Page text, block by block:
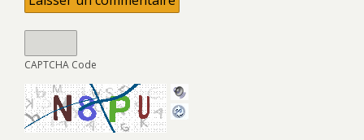
CAPTCHA Code